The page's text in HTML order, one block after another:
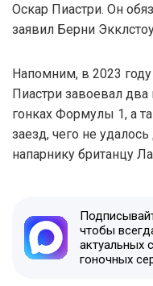
Оскар Пиастри. Он
заявил Берни
Напомним, в 2023
Пиастри завоевал
гонках Формулы 1, а
заезд, чего не
напарнику британцу
чтобы
актуальных
гоночных